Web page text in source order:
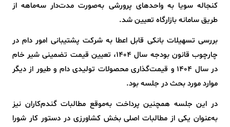
کنجاله سویا به واحدهای پرورشی به‌صورت مدت‌دار سه‌ماهه از
طریق سامانه بازارگاه تعیین شد.
بررسی تسهیلات بانکی قابل اعطا به شرکت پشتیبانی امور دام در
چارچوب قانون بودجه سال 1404، تعیین قیمت تضمینی شیر خام
در سال 1404 و قیمت‌گذاری محصولات تولیدی دام و طیور از دیگر
موارد مورد بحث در جلسه بود.
در این جلسه همچنین پرداخت به‌موقع مطالبات گندم‌کاران نیز
به‌عنوان یکی از مطالبات اصلی بخش کشاورزی در دستور کار شورا